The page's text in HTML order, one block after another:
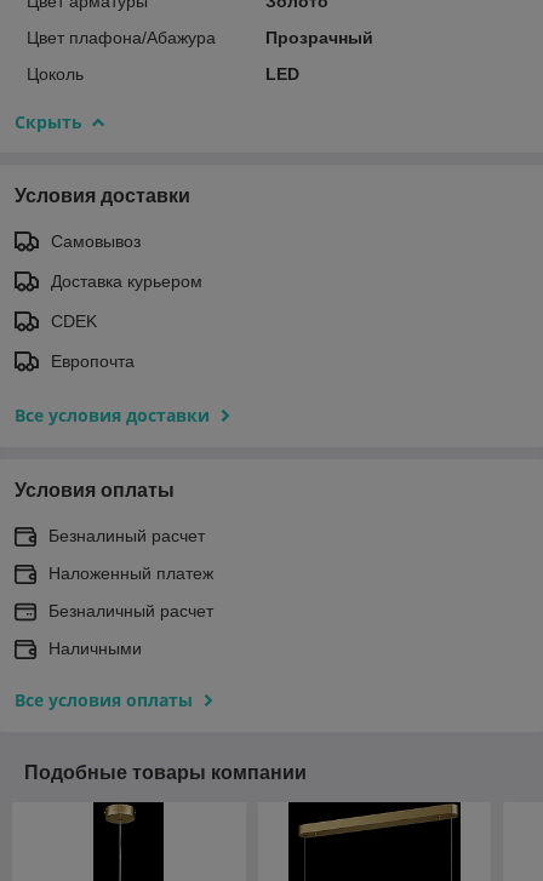
Цвет плафона/Абажура
Прозрачный
Цоколь
LED
Скрыть
Условия доставки
Самовывоз
Доставка курьером
CDEK
Европочта
Все условия доставки
Условия оплаты
Безналиный расчет
Наложенный платеж
Безналичный расчет
Наличными
Все условия оплаты
Подобные товары компании